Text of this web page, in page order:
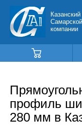
компании
профиль
280 мм в